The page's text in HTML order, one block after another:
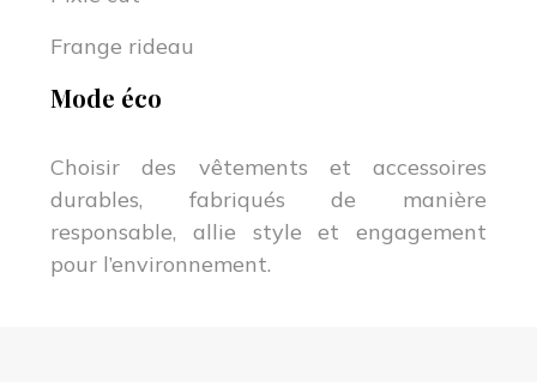
Frange rideau
Mode éco
Choisir des vêtements et accessoires
durables, fabriqués de manière
responsable, allie style et engagement
pour l’environnement.